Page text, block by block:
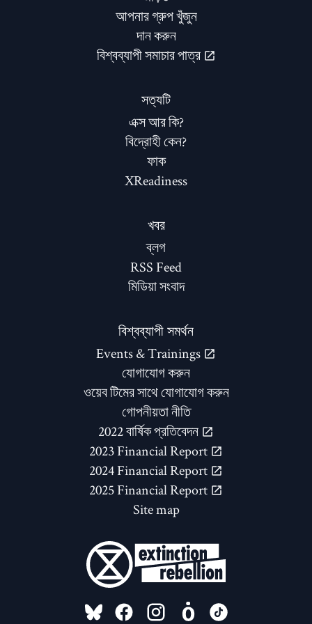
আপনার গ্রুপ খুঁজুন
দান করুন
বিশ্বব্যাপী সমাচার পাত্র
সত্যটি
এক্স আর কি?
বিদ্রোহী কেন?
ফাক
XReadiness
খবর
ব্লগ
RSS Feed
মিডিয়া সংবাদ
বিশ্বব্যাপী সমর্থন
Events & Trainings
যোগাযোগ করুন
ওয়েব টিমের সাথে যোগাযোগ করুন
গোপনীয়তা নীতি
2022 বার্ষিক প্রতিবেদন
2023 Financial Report
2024 Financial Report
2025 Financial Report
Site map
FOLLOW US ON